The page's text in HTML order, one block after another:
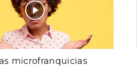
microfranquicias